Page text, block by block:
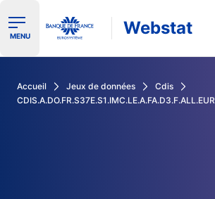
Ouvrir le menu de navigation
MENU Webstat
Accueil Jeux de données
Cdis